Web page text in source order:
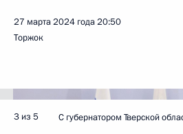
27 марта 2024 года20:50
Торжок
3 из 5 С губернатором Тверской